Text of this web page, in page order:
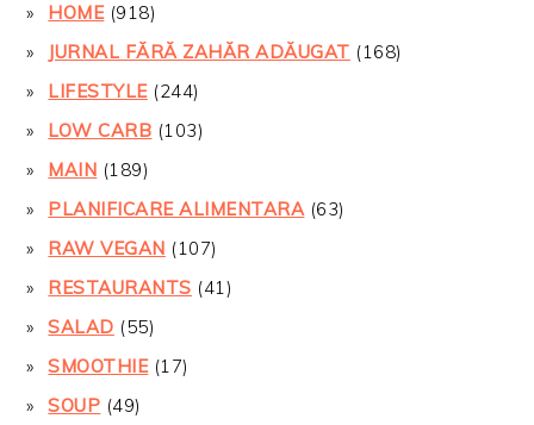
HOME(918)
JURNAL FĂRĂ ZAHĂR ADĂUGAT (168)
LIFESTYLE(244)
LOW CARB (103)
MAIN (189)
PLANIFICARE ALIMENTARA(63)
RAW VEGAN (107)
RESTAURANTS (41)
SALAD (55)
SMOOTHIE(17)
SOUP (49)